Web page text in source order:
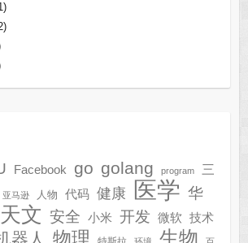
Facebook go golang program
三
亚马逊 人物 代码 健康 医学 华
天文 安全 小米 开发 微软 技术
器人 物理 生物